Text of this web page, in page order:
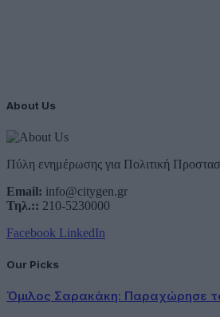
About Us
Πύλη ενημέρωσης για Πολιτική
Email: info@citygen.gr
Τηλ.:: 210-5230000
Facebook LinkedIn
Our Picks
Όμιλος Σαρακάκη: Παραχώρησε